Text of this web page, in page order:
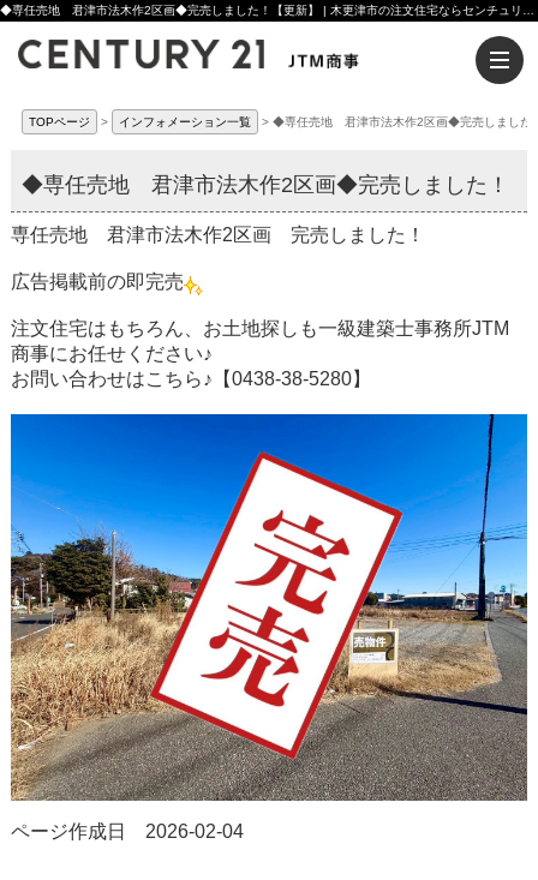
TOPページ インフォメーション一覧 ◆専任売地 君津市法木作2区画◆完売しました
◆専任売地 君津市法木作2区画◆完売しました！
専任売地 君津市法木作2区画 完売しました！
広告掲載前の即完売
注文住宅はもちろん、お土地探しも一級建築士事務所JTM
商事にお任せください♪
お問い合わせはこちら♪【0438-38-5280】
ページ作成日 2026-02-04